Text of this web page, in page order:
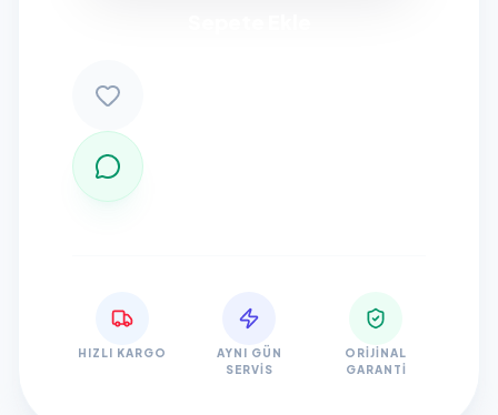
HIZLI KARGO
AYNI GÜN
SERVIS
ORIJINAL
GARANTI